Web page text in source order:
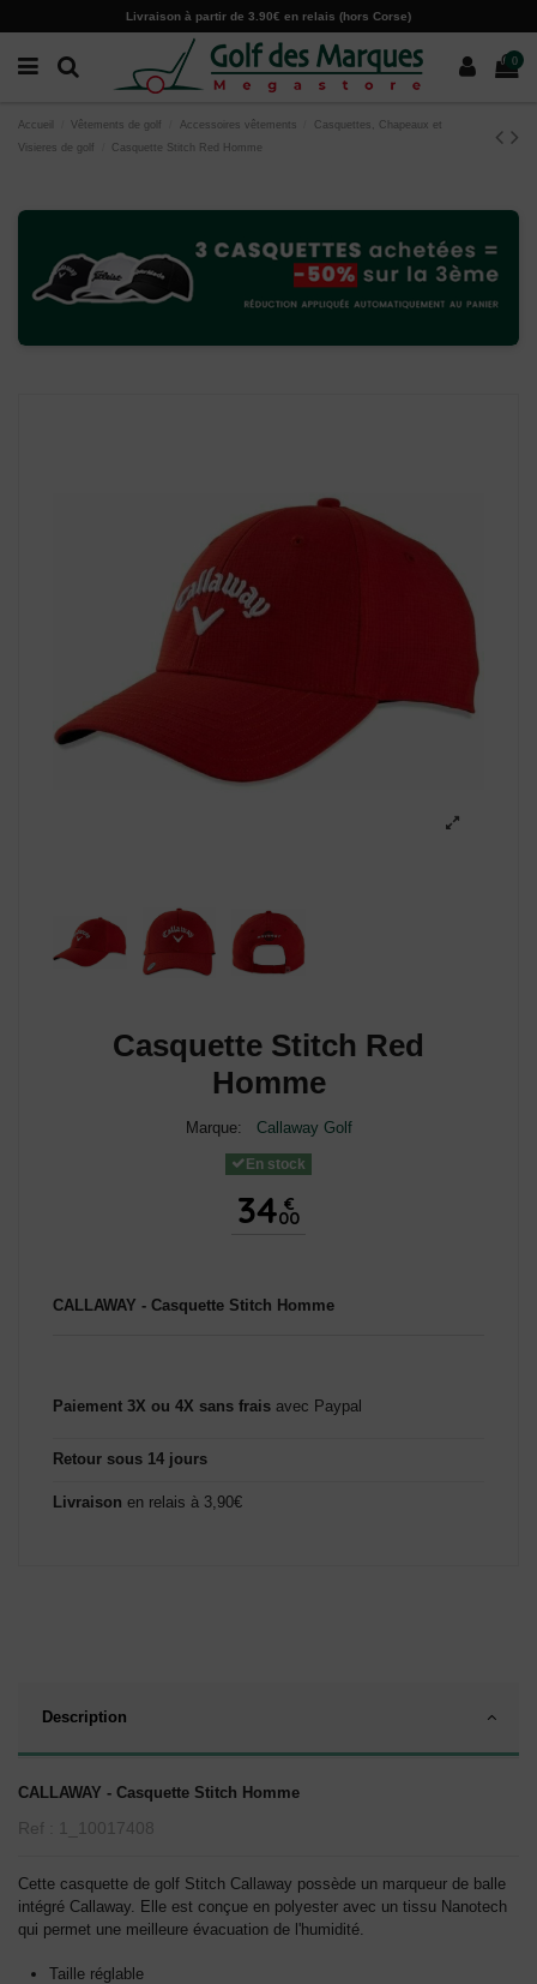
Livraison à partir de 3.90€ en relais (hors Corse)
0
Accueil Vêtements de golf Accessoires vêtements
Casquettes, Chapeaux et
Visieres de golf
Casquette Stitch Red Homme
Casquette Stitch Red
Homme
Marque: Callaway Golf
En stock
34 €
00
CALLAWAY - Casquette Stitch Homme
Paiement 3X ou 4X sans frais avec Paypal
Retour sous 14 jours
Livraison en relais à 3,90€
Description
CALLAWAY - Casquette Stitch Homme
Ref : 1_10017408
Cette casquette de golf Stitch Callaway possède un marqueur de balle
intégré Callaway. Elle est conçue en polyester avec un tissu Nanotech
qui permet une meilleure évacuation de l'humidité.
Taille réglable
Paramètres des cookies